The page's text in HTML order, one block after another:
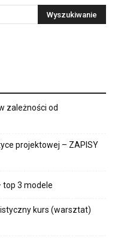
zależności od
projektowej – ZAPISY
top 3 modele
kurs (warsztat)